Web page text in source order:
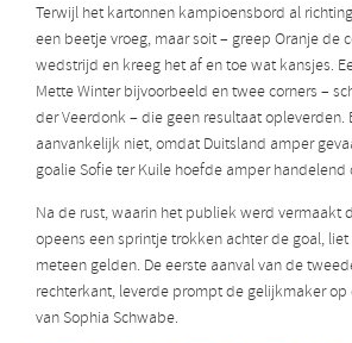
Terwijl het kartonnen kampioensbord al
een beetje vroeg, maar soit – greep Oranje de
wedstrijd en kreeg het af en toe wat kansjes.
Mette Winter bijvoorbeeld en twee corners –
der Veerdonk – die geen resultaat opleverden.
aanvankelijk niet, omdat Duitsland amper
goalie Sofie ter Kuile hoefde amper handelend
Na de rust, waarin het publiek werd vermaakt
opeens een sprintje trokken achter de goal,
meteen gelden. De eerste aanval van de
rechterkant, leverde prompt de gelijkmaker
van Sophia Schwabe.